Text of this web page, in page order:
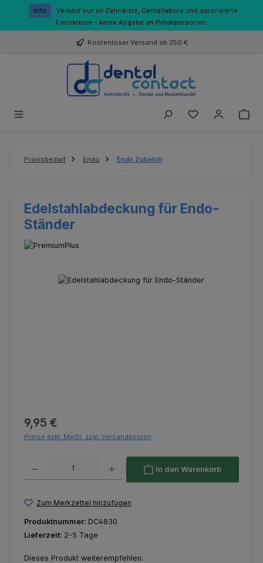
Zum Hauptinhalt springen
Info
Verkauf nur an Zahnärzte, Dentallabore und autorisierte
Fachkreise – keine Abgabe an Privatpersonen.
Kostenloser Versand ab 250 €
Du hast 0
Praxisbedarf Endo Endo Zubehör
Edelstahlabdeckung für Endo-
Ständer
Bildergalerie überspringen
Regulärer Preis:
9,95 €
Preise exkl. MwSt. zzgl. Versandkosten
In den Warenkorb
Zum Merkzettel hinzufügen
Produktnummer: DC4830
Lieferzeit: 2-5 Tage
Dieses Produkt weiterempfehlen: